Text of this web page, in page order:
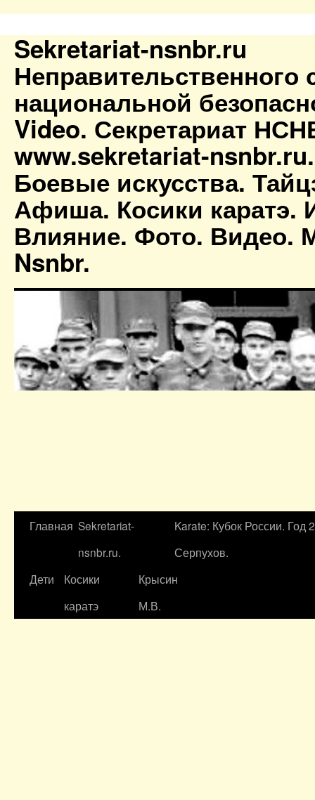
Sekretariat-nsnbr.ru
Неправительственного
национальной
Video. Секретариат
www.sekretariat-
Боевые искусства.
Афиша. Косики каратэ.
Влияние. Фото. Видео.
Nsnbr.
Главная Sekretariat-
nsnbr.ru.
Karate: Кубок России. Год
Серпухов.
Дети
Косики
каратэ
Крысин
М.В.